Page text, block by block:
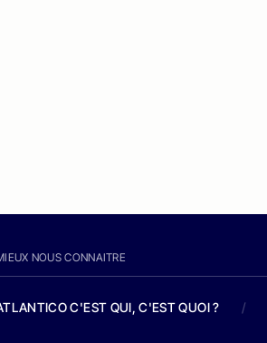
NOUS CONNAITRE
C'EST QUI, C'EST QUOI ? /